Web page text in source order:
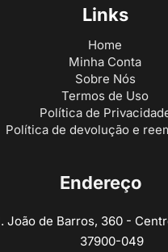
Links
Home
Minha Conta
Sobre Nós
Termos de Uso
Política de
Política de devolução e
Endereço
João de Barros, 360 -
37900-049